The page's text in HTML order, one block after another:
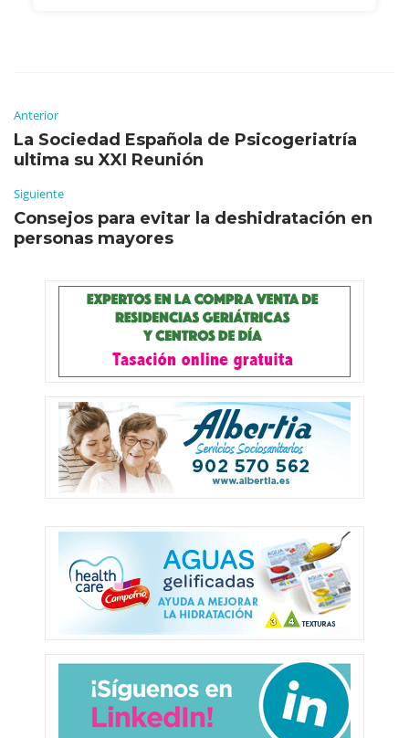
Anterior
La Sociedad Española de Psicogeriatría
ultima su XXI Reunión
Siguiente
Consejos para evitar la deshidratación en
personas mayores